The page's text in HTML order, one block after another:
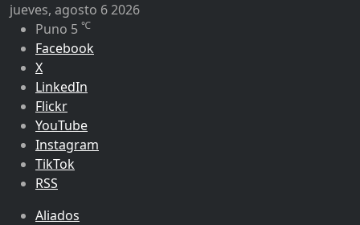
jueves, agosto 6 2026
Puno 5 ℃
Facebook
X
LinkedIn
Flickr
YouTube
Instagram
TikTok
RSS
Aliados